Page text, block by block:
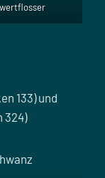
133) und
324)